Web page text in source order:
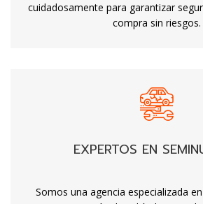
cuidadosamente para garantizar
compra sin riesgos.
EXPERTOS EN
Somos una agencia especializada